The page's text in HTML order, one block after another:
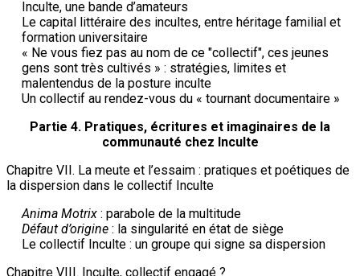
Inculte, une bande d’amateurs
Le capital littéraire des incultes, entre héritage familial et
formation universitaire
« Ne vous fiez pas au nom de ce "collectif", ces jeunes
gens sont très cultivés » : stratégies, limites et
malentendus de la posture inculte
Un collectif au rendez-vous du « tournant documentaire »
Partie 4. Pratiques, écritures et imaginaires de la
communauté chez Inculte
Chapitre VII. La meute et l’essaim : pratiques et poétiques de
la dispersion dans le collectif Inculte
Anima Motrix : parabole de la multitude
Défaut d’origine : la singularité en état de siège
Le collectif Inculte : un groupe qui signe sa dispersion
Chapitre VIII. Inculte, collectif engagé ?